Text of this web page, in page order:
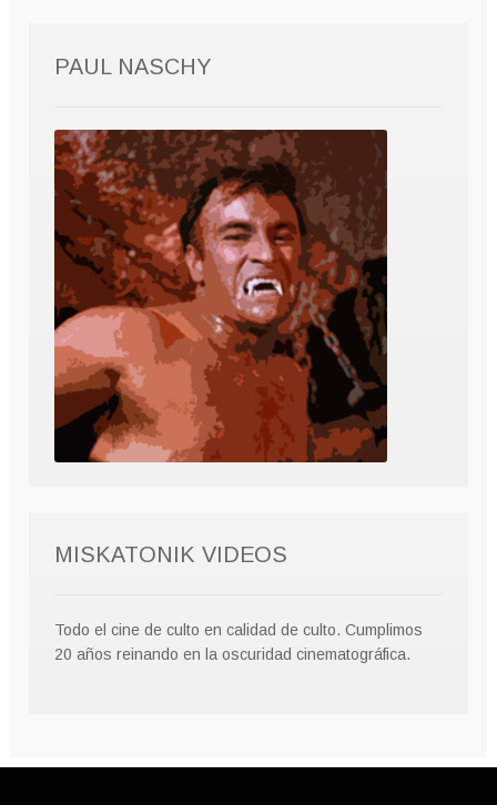
PAUL NASCHY
MISKATONIK VIDEOS
Todo el cine de culto en calidad de culto. Cumplimos
20 años reinando en la oscuridad cinematográfica.